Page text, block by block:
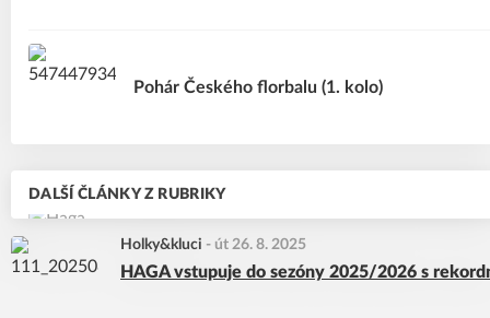
Pohár Českého florbalu (1. kolo)
DALŠÍ ČLÁNKY Z RUBRIKY
Holky&kluci - út 26. 8. 2025
HAGA vstupuje do sezóny 2025/2026 s